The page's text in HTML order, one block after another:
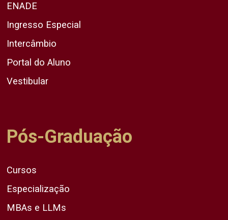
ENADE
Ingresso Especial
Intercâmbio
Portal do Aluno
Vestibular
Pós-Graduação
Cursos
Especialização
MBAs e LLMs